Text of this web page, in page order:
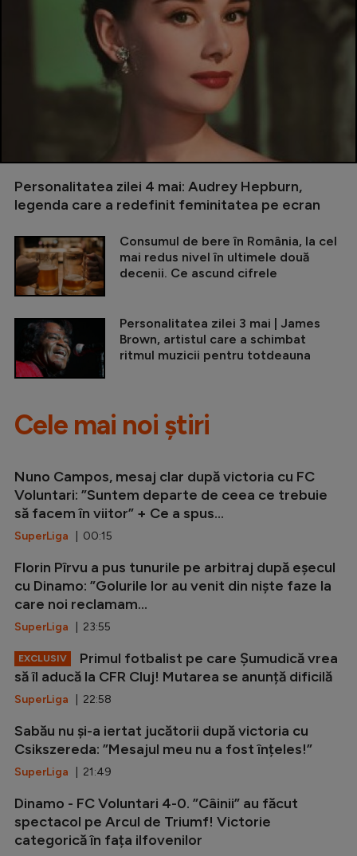
Personalitatea zilei 4 mai: Audrey Hepburn,
legenda care a redefinit feminitatea pe ecran
Consumul de bere în România, la cel
mai redus nivel în ultimele două
decenii. Ce ascund cifrele
Personalitatea zilei 3 mai | James
Brown, artistul care a schimbat
ritmul muzicii pentru totdeauna
Cele mai noi știri
Nuno Campos, mesaj clar după victoria cu FC
Voluntari: ”Suntem departe de ceea ce trebuie
să facem în viitor” + Ce a spus...
SuperLiga | 00:15
Florin Pîrvu a pus tunurile pe arbitraj după eșecul
cu Dinamo: ”Golurile lor au venit din niște faze la
care noi reclamam...
SuperLiga | 23:55
EXCLUSIV
Primul fotbalist pe care Șumudică vrea
să îl aducă la CFR Cluj! Mutarea se anunță dificilă
SuperLiga | 22:58
Sabău nu și-a iertat jucătorii după victoria cu
Csikszereda: ”Mesajul meu nu a fost înțeles!”
SuperLiga | 21:49
Dinamo - FC Voluntari 4-0. ”Câinii” au făcut
spectacol pe Arcul de Triumf! Victorie
categorică în fața ilfovenilor